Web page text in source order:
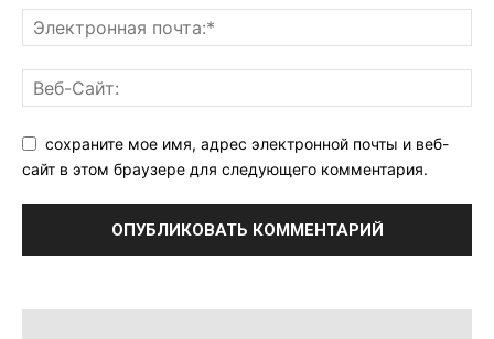
сохраните мое имя, адрес электронной почты и веб-
сайт в этом браузере для следующего комментария.